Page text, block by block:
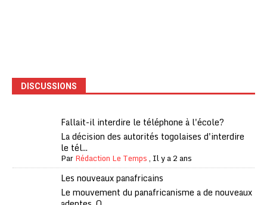
DISCUSSIONS
Fallait-il interdire le téléphone à l'école?
La décision des autorités togolaises d'interdire
le tél...
ParRédaction Le Temps, Il y a 2 ans
Les nouveaux panafricains
Le mouvement du panafricanisme a de nouveaux